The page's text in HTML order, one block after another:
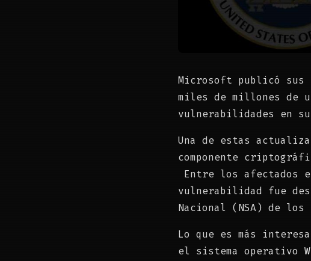
Microsoft publicó sus
miles de millones de
vulnerabilidades en
Una de estas
componente
Entre los afectados
vulnerabilidad fue
Nacional (NSA) de los
Lo que es más
el sistema operativo